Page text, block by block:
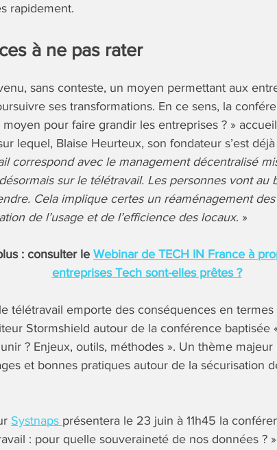
rapidement.
à ne pas rater
sans conteste, un moyen permettant aux
ses transformations. En ce sens, la
moyen pour faire grandir les entreprises ? »
lequel, Blaise Heurteux, son fondateur s’est
correspond avec le management décentralisé
sur le télétravail. Les personnes vont au
Cela implique certes un réaménagement
de l’usage et de l’efficience des locaux. »
: consulter le Webinar de TECH IN France à
entreprises Tech sont-elles prêtes ?
télétravail emporte des conséquences en
Stormshield autour de la conférence baptisée
? Enjeux, outils, méthodes ». Un thème
et bonnes pratiques autour de la sécurisation
Systnaps présentera le 23 juin à 11h45 la
: pour quelle souveraineté de nos données ?